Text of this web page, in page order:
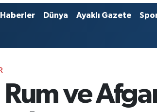
Dünya Ayaklı Gazete
Rum ve